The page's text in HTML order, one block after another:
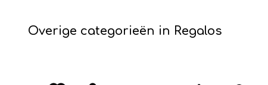
Overige categorieën in Regalos